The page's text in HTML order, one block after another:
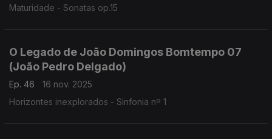
Maturidade - Sonatas op.15
O Legado de João Domingos Bomtempo 07
(João Pedro Delgado)
Ep. 46
16 nov. 2025
Horizontes inexplorados - Sinfonia nº 1